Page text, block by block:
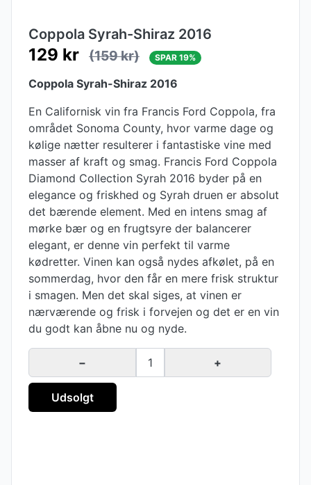
Coppola Syrah-Shiraz 2016
129 kr (159 kr) SPAR 19%
Coppola Syrah-Shiraz 2016
En Californisk vin fra Francis Ford Coppola, fra
området Sonoma County, hvor varme dage og
kølige nætter resulterer i fantastiske vine med
masser af kraft og smag. Francis Ford Coppola
Diamond Collection Syrah 2016 byder på en
elegance og friskhed og Syrah druen er absolut
det bærende element. Med en intens smag af
mørke bær og en frugtsyre der balancerer
elegant, er denne vin perfekt til varme
kødretter. Vinen kan også nydes afkølet, på en
sommerdag, hvor den får en mere frisk struktur
i smagen. Men det skal siges, at vinen er
nærværende og frisk i forvejen og det er en vin
du godt kan åbne nu og nyde.
− 1 +
Udsolgt